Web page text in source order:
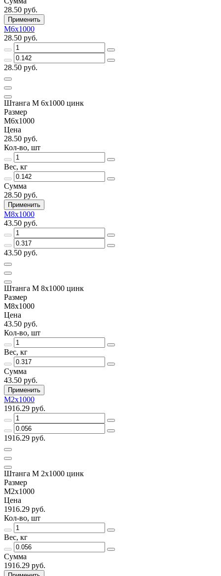
28.50 руб.
Применить
М6х1000
28.50 руб.
28.50 руб.
Штанга М 6х1000 цинк
Размер
М6х1000
Цена
28.50 руб.
Кол-во, шт
Вес, кг
Сумма
28.50 руб.
Применить
М8х1000
43.50 руб.
43.50 руб.
Штанга М 8х1000 цинк
Размер
М8х1000
Цена
43.50 руб.
Кол-во, шт
Вес, кг
Сумма
43.50 руб.
Применить
М2х1000
1916.29 руб.
1916.29 руб.
Штанга М 2х1000 цинк
Размер
М2х1000
Цена
1916.29 руб.
Кол-во, шт
Вес, кг
Сумма
1916.29 руб.